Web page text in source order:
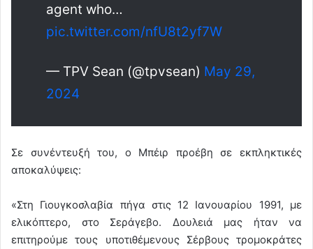
agent who…
pic.twitter.com/nfU8t2yf7W
— TPV Sean (@tpvsean) May 29,
2024
Σε συνέντευξή του, ο Μπέιρ προέβη σε εκπληκτικές
αποκαλύψεις:
«Στη Γιουγκοσλαβία πήγα στις 12 Ιανουαρίου 1991, με
ελικόπτερο, στο Σεράγεβο. Δουλειά μας ήταν να
επιτηρούμε τους υποτιθέμενους Σέρβους τρομοκράτες